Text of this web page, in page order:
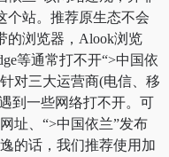
个站。推荐原生态不会
的浏览器，Alook浏览
等通常打不开“>中国依
对三大运营商(电信、移
到一些网络打不开。可
址、“>中国依兰”发布
的话，我们推荐使用加